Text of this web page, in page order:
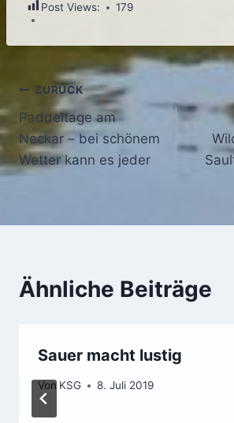
Post Views: 179
Beitragsnavigation
ZURÜCK
Paddeltage am
Neckar – bei schönem
Wetter kann es jeder
Ähnliche Beiträge
Sauer macht lustig
Von KSG 8. Juli 2019